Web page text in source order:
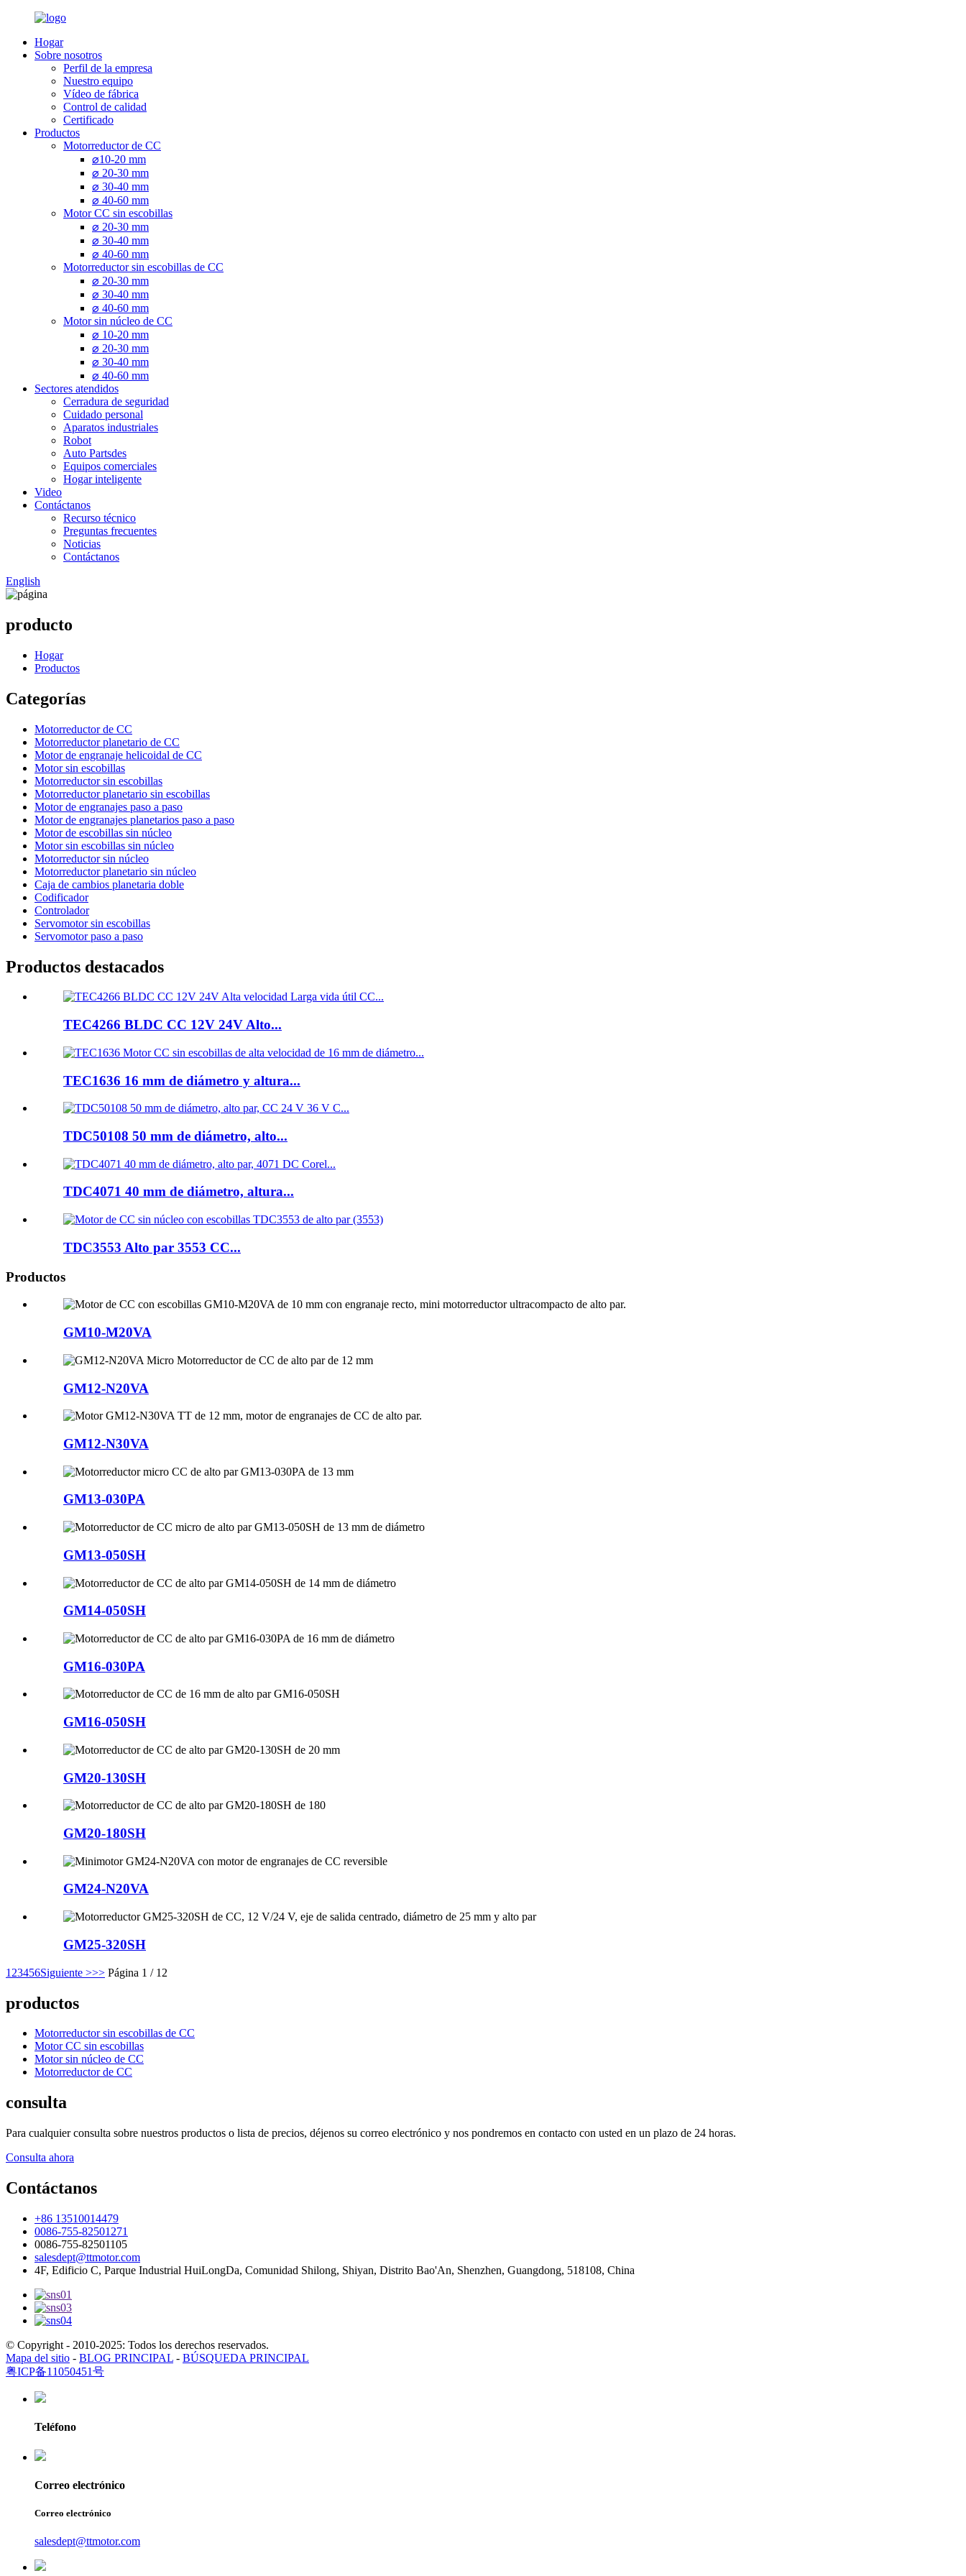
Hogar
Sobre nosotros
Perfil de la empresa
Nuestro equipo
Vídeo de fábrica
Control de calidad
Certificado
Productos
Motorreductor de CC
⌀10-20 mm
⌀ 20-30 mm
⌀ 30-40 mm
⌀ 40-60 mm
Motor CC sin escobillas
⌀ 20-30 mm
⌀ 30-40 mm
⌀ 40-60 mm
Motorreductor sin escobillas de CC
⌀ 20-30 mm
⌀ 30-40 mm
⌀ 40-60 mm
Motor sin núcleo de CC
⌀ 10-20 mm
⌀ 20-30 mm
⌀ 30-40 mm
⌀ 40-60 mm
Sectores atendidos
Cerradura de seguridad
Cuidado personal
Aparatos industriales
Robot
Auto Partsdes
Equipos comerciales
Hogar inteligente
Video
Contáctanos
Recurso técnico
Preguntas frecuentes
Noticias
Contáctanos
English
producto
Hogar
Productos
Categorías
Motorreductor de CC
Motorreductor planetario de CC
Motor de engranaje helicoidal de CC
Motor sin escobillas
Motorreductor sin escobillas
Motorreductor planetario sin escobillas
Motor de engranajes paso a paso
Motor de engranajes planetarios paso a paso
Motor de escobillas sin núcleo
Motor sin escobillas sin núcleo
Motorreductor sin núcleo
Motorreductor planetario sin núcleo
Caja de cambios planetaria doble
Codificador
Controlador
Servomotor sin escobillas
Servomotor paso a paso
Productos destacados
TEC4266 BLDC CC 12V 24V Alto...
TEC1636 16 mm de diámetro y altura...
TDC50108 50 mm de diámetro, alto...
TDC4071 40 mm de diámetro, altura...
TDC3553 Alto par 3553 CC...
Productos
GM10-M20VA
GM12-N20VA
GM12-N30VA
GM13-030PA
GM13-050SH
GM14-050SH
GM16-030PA
GM16-050SH
GM20-130SH
GM20-180SH
GM24-N20VA
GM25-320SH
1 23456Siguiente >>> Página 1 / 12
productos
Motorreductor sin escobillas de CC
Motor CC sin escobillas
Motor sin núcleo de CC
Motorreductor de CC
consulta
Para cualquier consulta sobre nuestros productos o lista de precios, déjenos su correo electrónico y nos pondremos en contacto con usted en un plazo de 24 horas.
Consulta ahora
Contáctanos
+86 13510014479
0086-755-82501271
0086-755-82501105
salesdept@ttmotor.com
4F, Edificio C, Parque Industrial HuiLongDa, Comunidad Shilong, Shiyan, Distrito Bao'An, Shenzhen, Guangdong, 518108, China
© Copyright - 2010-2025: Todos los derechos reservados.
Mapa del sitio - BLOG PRINCIPAL - BÚSQUEDA PRINCIPAL
粤ICP备11050451号
Teléfono
Correo electrónico
Correo electrónico
salesdept@ttmotor.com